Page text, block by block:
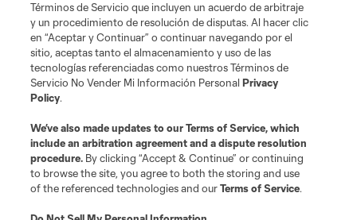
Terminos de servicio
Politica de privacidad
Do Not Sell or Share My Personal Information
Cookies Settings
©2026 MLS. The Major League Soccer and MLS name and shield are
registered trademarks of Major League Soccer, L.L.C. (“MLS”). The names
and logos of MLS teams are registered and/or common law trademarks of
MLS or are used with the permission of their owners. Any unauthorized use
is forbidden.
Términos de Servicio que incluyen un acuerdo de arbitraje
y un procedimiento de resolución de disputas. Al hacer clic
en “Aceptar y Continuar” o continuar navegando por el
sitio, aceptas tanto el almacenamiento y uso de las
tecnologías referenciadas como nuestros Términos de
Servicio No Vender Mi Información PersonalPrivacy
Policy.
We’ve also made updates to ourTerms of Service, which
include an arbitration agreement and a dispute resolution
procedure. By clicking “Accept & Continue” or continuing
to browse the site, you agree to both the storing and use
of the referenced technologies and ourTerms of Service.